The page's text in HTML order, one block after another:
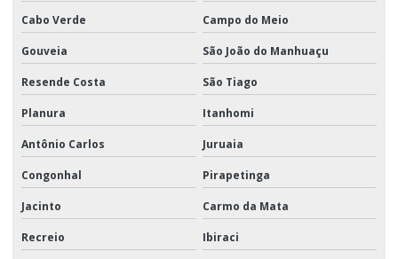
Cabo Verde Campo do Meio
Gouveia São João do Manhuaçu
Resende Costa São Tiago
Planura Itanhomi
Antônio Carlos Juruaia
Congonhal Pirapetinga
Jacinto Carmo da Mata
Recreio Ibiraci